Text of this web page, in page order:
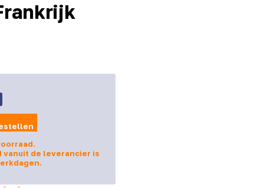
vanuit de leverancier is